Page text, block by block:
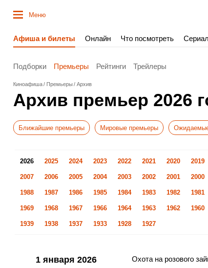
Меню
Афиша и билеты Онлайн Что посмотреть
Подборки Премьеры Рейтинги Трейлеры
Киноафиша Премьеры Архив
Архив премьер 2026
Ближайшие премьеры Мировые премьеры
2026 2025 2024 2023 2022 2021 2020 2019
2007 2006 2005 2004 2003 2002 2001 2000
1988 1987 1986 1985 1984 1983 1982 1981
1969 1968 1967 1966 1964 1963 1962 1960
1939 1938 1937 1933 1928 1927
1 января 2026 Охота на розового